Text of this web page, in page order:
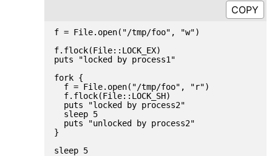
f = File.open("/tmp/foo", "w")
f.flock(File::LOCK_EX)
puts "locked by process1"
fork {
  f = File.open("/tmp/foo", "r")
  f.flock(File::LOCK_SH)
  puts "locked by process2"
  sleep 5
  puts "unlocked by process2"
}
sleep 5